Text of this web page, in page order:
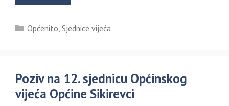
Kategorije
Općenito, Sjednice vijeća
Poziv na 12. sjednicu Općinskog
vijeća Općine Sikirevci